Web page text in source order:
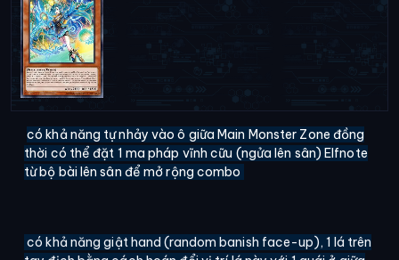
có khả năng tự nhảy vào ô giữa Main Monster Zone đồng
thời có thể đặt 1 ma pháp vĩnh cữu (ngửa lên sân) Elfnote
từ bộ bài lên sân để mở rộng combo
có khả năng giật hand (random banish face-up), 1 lá trên